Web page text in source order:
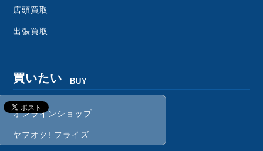
店頭買取
出張買取
買いたい BUY
オンラインショップ
ヤフオク! フライズ